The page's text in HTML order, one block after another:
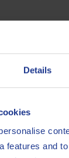
Details
features and